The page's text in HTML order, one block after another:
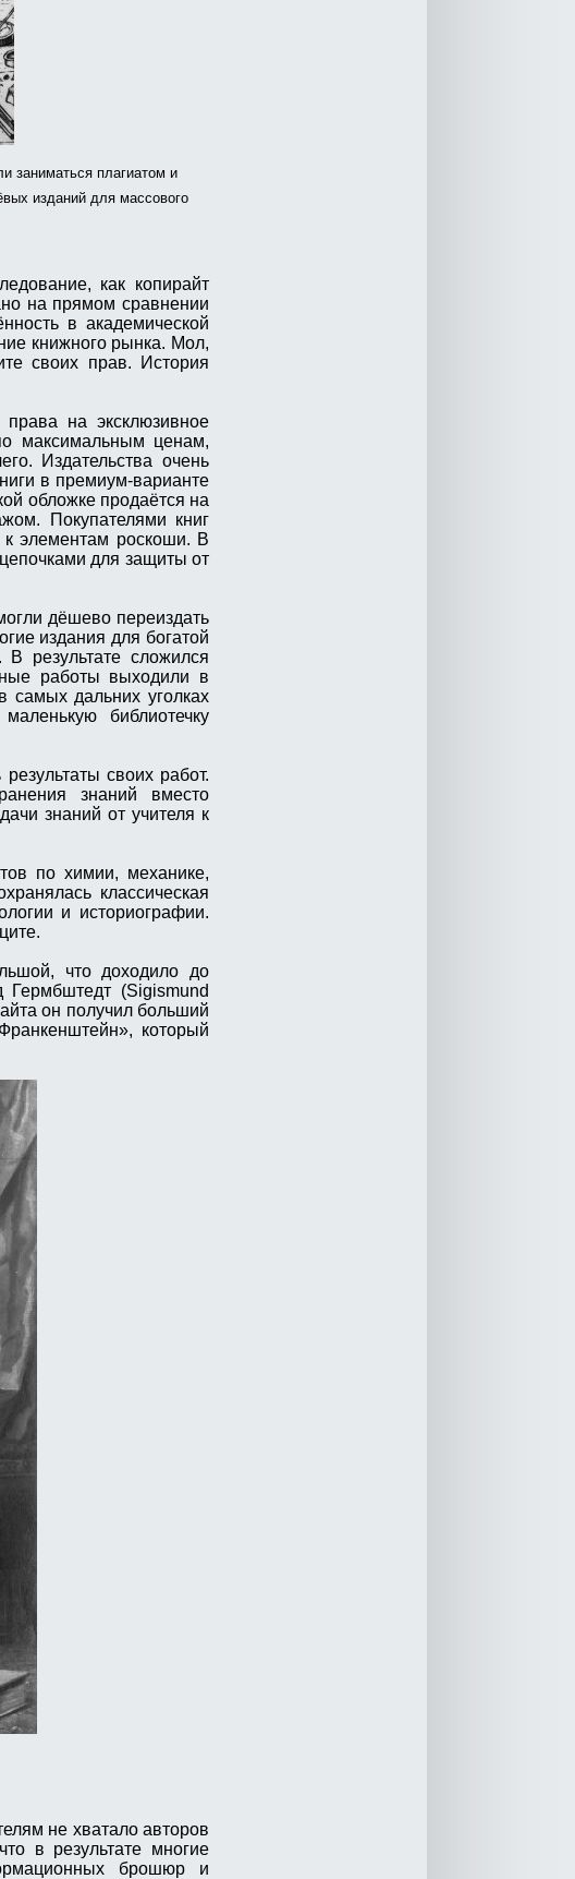
заниматься плагиатом и
изданий для массового
как копирайт
на прямом сравнении
в академической
книжного рынка. Мол,
своих прав. История
права на эксклюзивное
максимальным ценам,
Издательства очень
в премиум-варианте
обложке продаётся на
Покупателями книг
к элементам роскоши. В
для защиты от
дёшево переиздать
издания для богатой
результате сложился
работы выходили в
самых дальних уголках
библиотечку
своих работ.
знаний вместо
знаний от учителя к
по химии, механике,
классическая
и историографии.
что доходило до
(Sigismund
он получил больший
который
не хватало авторов
в результате многие
брошюр и